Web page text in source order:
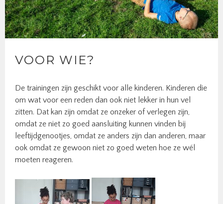
VOOR WIE?
De trainingen zijn geschikt voor alle kinderen. Kinderen die
om wat voor een reden dan ook niet lekker in hun vel
zitten. Dat kan zijn omdat ze onzeker of verlegen zijn,
omdat ze niet zo goed aansluiting kunnen vinden bij
leeftijdgenootjes, omdat ze anders zijn dan anderen, maar
ook omdat ze gewoon niet zo goed weten hoe ze wél
moeten reageren.